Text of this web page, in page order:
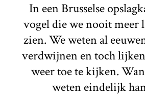
In een Brusselse
vogel die we nooit meer
zien. We weten al
verdwijnen en toch
weer toe te kijken.
weten eindelijk